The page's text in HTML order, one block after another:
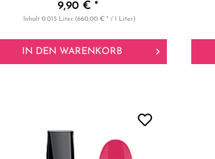
9,90 € *
Inhalt 0.015 Liter (660,00 € * / 1 Liter)
IN DEN WARENKORB